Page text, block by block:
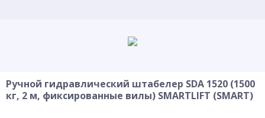
Ручной гидравлический штабелер SDA 1520 (1500
кг, 2 м, фиксированные вилы) SMARTLIFT (SMART)